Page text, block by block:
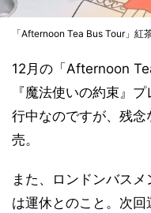
「Afternoon Tea Bus Tour」紅
12月の「Afternoon
『魔法使いの約束』
行中なのですが、残
売。
また、ロンドンバス
は運休とのこと。次